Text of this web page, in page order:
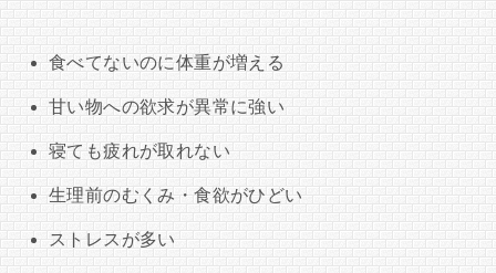
食べてないのに体重が増える
甘い物への欲求が異常に強い
寝ても疲れが取れない
生理前のむくみ・食欲がひどい
ストレスが多い